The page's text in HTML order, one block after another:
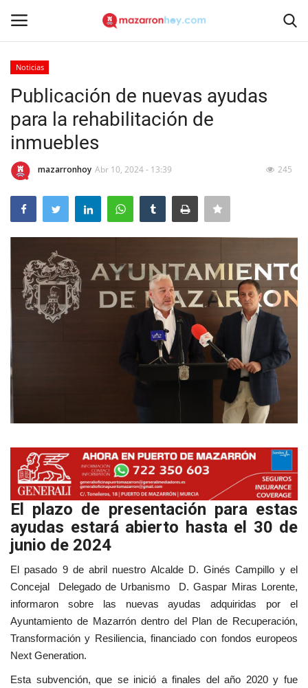
Inicio
Noticias
Entrevistas
Reportajes
Mapa de Mazarrón
Contacto
Empresas
Noticias
Publicación de nuevas ayudas
para la rehabilitación de
inmuebles
mazarronhoy Abr 10, 2024 - 13:39 245
El plazo de presentación para estas
ayudas estará abierto hasta el 30 de
junio de 2024
El pasado 9 de abril nuestro Alcalde D. Ginés Campillo y el
Concejal Delegado de Urbanismo D. Gaspar Miras Lorente,
informaron sobre las nuevas ayudas adquiridas por el
Ayuntamiento de Mazarrón dentro del Plan de Recuperación,
Transformación y Resiliencia, financiado con fondos europeos
Next Generation.
Esta subvención, que se inició a finales del año 2020 y fue